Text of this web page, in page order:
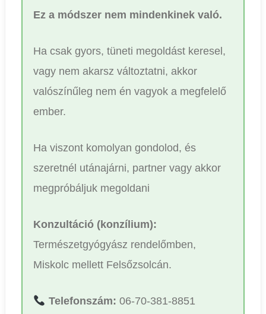
Ez a módszer nem mindenkinek való.
Ha csak gyors, tüneti megoldást keresel,
vagy nem akarsz változtatni, akkor
valószínűleg nem én vagyok a megfelelő
ember.
Ha viszont komolyan gondolod, és
szeretnél utánajárni, partner vagy akkor
megpróbáljuk megoldani
Konzultáció (konzílium):
Természetgyógyász rendelőmben,
Miskolc mellett Felsőzsolcán.
Telefonszám: 06-70-381-8851